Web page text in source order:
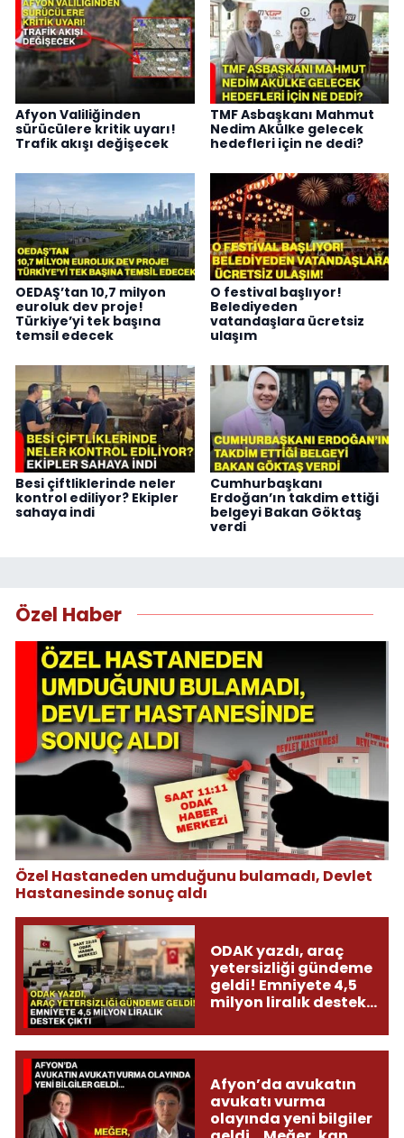
Afyon Valiliğinden
sürücülere kritik uyarı!
Trafik akışı değişecek
TMF Asbaşkanı Mahmut
Nedim Akülke gelecek
hedefleri için ne dedi?
OEDAŞ’tan 10,7 milyon
euroluk dev proje!
Türkiye’yi tek başına
temsil edecek
O festival başlıyor!
Belediyeden
vatandaşlara ücretsiz
ulaşım
Besi çiftliklerinde neler
kontrol ediliyor? Ekipler
sahaya indi
Cumhurbaşkanı
Erdoğan’ın takdim ettiği
belgeyi Bakan Göktaş
verdi
Özel Haber
Özel Hastaneden umduğunu bulamadı, Devlet
Hastanesinde sonuç aldı
ODAK yazdı, araç
yetersizliği gündeme
geldi! Emniyete 4,5
milyon liralık destek
Afyon’da avukatın
avukatı vurma
olayında yeni bilgiler